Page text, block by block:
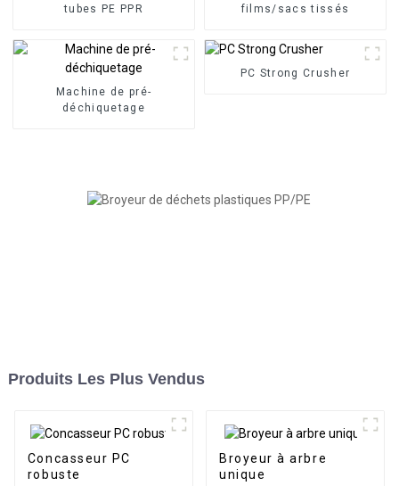
tubes PE PPR
films/sacs tissés
Machine de pré-
déchiquetage
PC Strong Crusher
Produits Les Plus Vendus
Concasseur PC
robuste
Broyeur à arbre
unique